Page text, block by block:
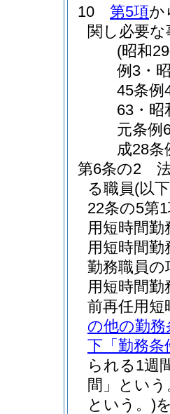
10
第5項か
関し必要
(昭和
例3・
45条例
63・昭
元条例
成28条
第6条の2
る職員(以
22条の5第
用短時間
用短時間
勤務職員
用短時間
前再任用短
の他の勤
下「勤務条
られる1週
間」という
という。)